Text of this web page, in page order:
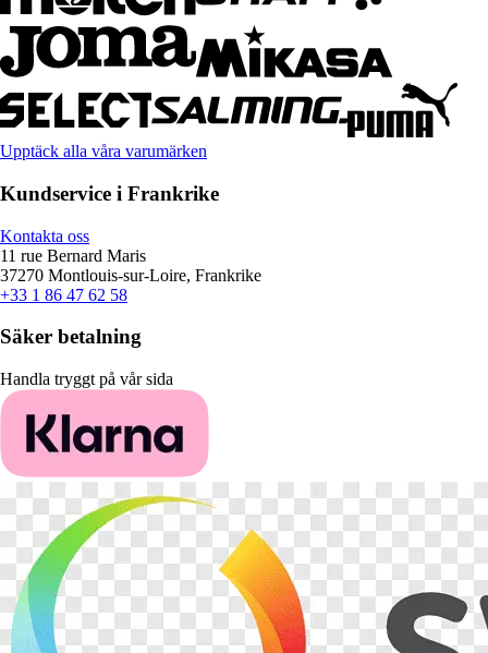
Upptäck alla våra varumärken
Kundservice i Frankrike
Kontakta oss
11 rue Bernard Maris
37270 Montlouis-sur-Loire, Frankrike
+33 1 86 47 62 58
Säker betalning
Handla tryggt på vår sida